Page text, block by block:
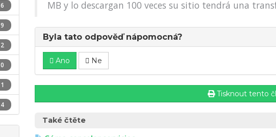
6
9
2
0
1
4
MB y lo descargan 100 veces su sitio tendrá una
Byla tato odpověď nápomocná?
Ano Ne
Tisknout tento
Také čtěte